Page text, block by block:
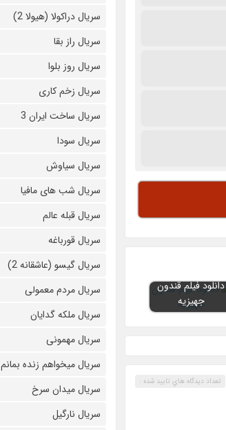
دانلود فیلم قندون
جهیزیه
تعداد ديدگاه هاي تاييد شده :
سریال دراکولا (هیولا 2)
سریال راز بقا
سریال روز بلوا
سریال زخم کاری
سریال ساخت ایران 3
سریال سودا
سریال سیاوش
سریال شب های مافیا
سریال قبله عالم
سریال قورباغه
سریال گیسو (عاشقانه 2)
سریال مردم معمولی
سریال ملکه گدایان
سریال مهمونی
سریال میخواهم زنده بمانم
سریال میدان سرخ
سریال نارگیل